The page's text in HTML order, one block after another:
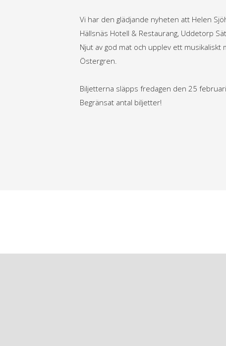
Vi har den glädjande nyheten att Helen
Hällsnäs Hotell & Restaurang, Uddetorp
Njut av god mat och upplev ett musikaliskt
Östergren.
Biljetterna släpps fredagen den 25
Begränsat antal biljetter!